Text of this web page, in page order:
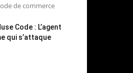
de commerce
Code : L’agent
qui s’attaque